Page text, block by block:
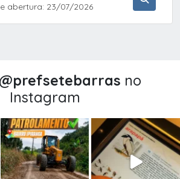
abertura: 23/07/2026
@‌prefsetebarras no
Instagram